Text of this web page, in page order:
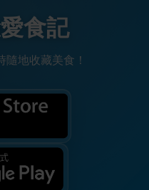
食記
地收藏美食！